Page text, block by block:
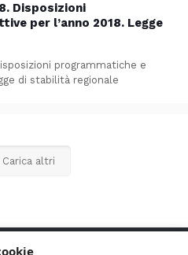
8. Disposizioni
per l’anno 2018. Legge
programmatiche e
di stabilità regionale
Carica altri